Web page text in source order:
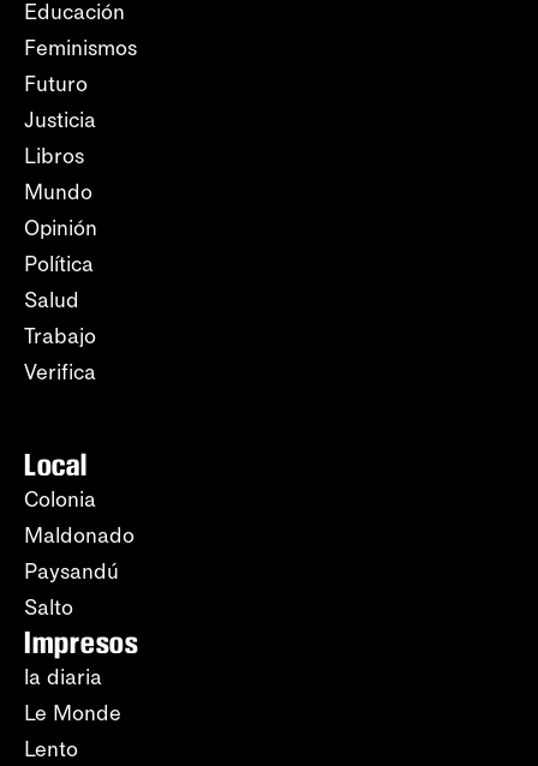
Educación
Feminismos
Futuro
Justicia
Libros
Mundo
Opinión
Política
Salud
Trabajo
Verifica
Local
Colonia
Maldonado
Paysandú
Salto
Impresos
la diaria
Le Monde
Lento